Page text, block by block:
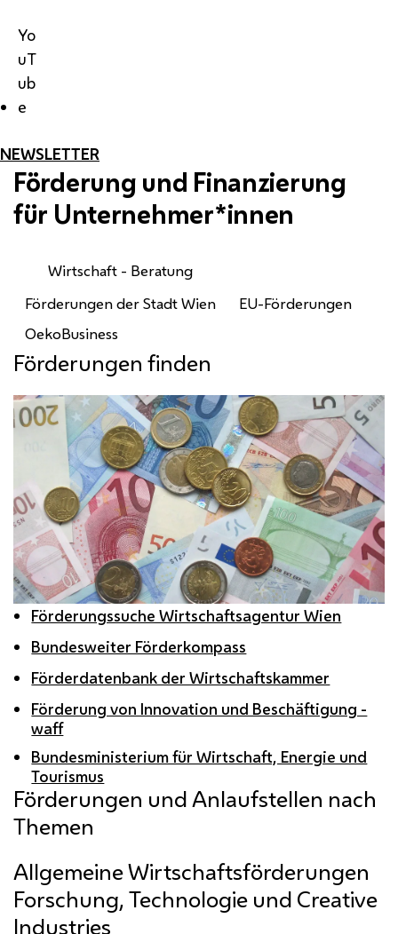
Yo
uT
ub
e
NEWSLETTER
Förderung und Finanzierung
für Unternehmer*innen
Wirtschaft - Beratung
Förderungen der Stadt Wien
EU-Förderungen
OekoBusiness
Förderungen finden
Förderungssuche Wirtschaftsagentur Wien
Bundesweiter Förderkompass
Förderdatenbank der Wirtschaftskammer
Förderung von Innovation und Beschäftigung -
waff
Bundesministerium für Wirtschaft, Energie und
Tourismus
Förderungen und Anlaufstellen nach
Themen